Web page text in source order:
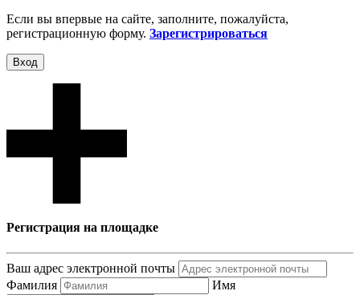
Если вы впервые на сайте, заполните, пожалуйста,
регистрационную форму. Зарегистрироваться
Вход
Регистрация на площадке
Ваш адрес электронной почты
Фамилия
Имя